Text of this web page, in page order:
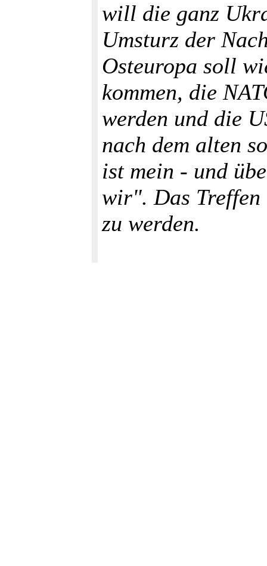
will die ganz
Umsturz der
Osteuropa soll
kommen, die
werden und die
nach dem alten
ist mein - und
wir". Das
zu werden.